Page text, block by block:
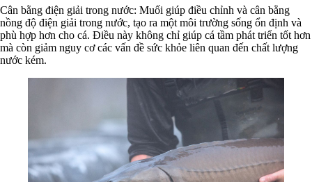
Cân bằng điện giải trong nước: Muối giúp điều chỉnh và cân bằng
nồng độ điện giải trong nước, tạo ra một môi trường sống ổn định và
phù hợp hơn cho cá. Điều này không chỉ giúp cá tầm phát triển tốt hơn
mà còn giảm nguy cơ các vấn đề sức khỏe liên quan đến chất lượng
nước kém.